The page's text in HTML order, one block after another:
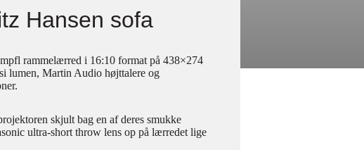
Hansen sofa
rammelærred i 16:10 format på 438×274
lumen, Martin Audio højttalere og
skjult bag en af deres smukke
ultra-short throw lens op på lærredet lige